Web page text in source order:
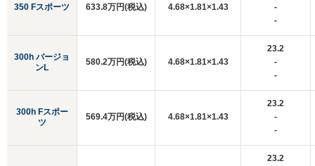
350 Fスポーツ
300h バージョ
ンL
300h Fスポー
ツ
633.8万円(税込) 4.68×1.81×1.43
-
-
580.2万円(税込) 4.68×1.81×1.43
23.2
-
-
569.4万円(税込) 4.68×1.81×1.43
23.2
-
-
23.2